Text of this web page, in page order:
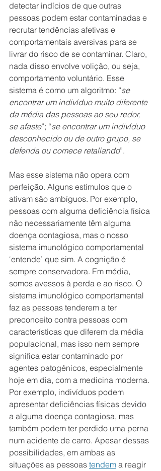
detectar indícios de que outras
pessoas podem estar contaminadas e
recrutar tendências afetivas e
comportamentais aversivas para se
livrar do risco de se contaminar. Claro,
nada disso envolve volição, ou seja,
comportamento voluntário. Esse
sistema é como um algoritmo: “se
encontrar um indivíduo muito diferente
da média das pessoas ao seu redor,
se afaste”; “se encontrar um indivíduo
desconhecido ou de outro grupo, se
defenda ou comece retaliando”.
Mas esse sistema não opera com
perfeição. Alguns estímulos que o
ativam são ambíguos. Por exemplo,
pessoas com alguma deficiência física
não necessariamente têm alguma
doença contagiosa, mas o nosso
sistema imunológico comportamental
‘entende’ que sim. A cognição é
sempre conservadora. Em média,
somos avessos à perda e ao risco. O
sistema imunológico comportamental
faz as pessoas tenderem a ter
preconceito contra pessoas com
características que diferem da média
populacional, mas isso nem sempre
significa estar contaminado por
agentes patogênicos, especialmente
hoje em dia, com a medicina moderna.
Por exemplo, indivíduos podem
apresentar deficiências físicas devido
a alguma doença contagiosa, mas
também podem ter perdido uma perna
num acidente de carro. Apesar dessas
possibilidades, em ambas as
situações as pessoas tendem a reagir